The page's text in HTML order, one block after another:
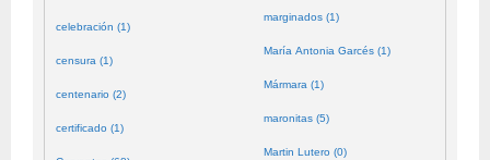
celebración (1)
censura (1)
centenario (2)
certificado (1)
marginados (1)
María Antonia Garcés (1)
Mármara (1)
maronitas (5)
Martin Lutero (0)